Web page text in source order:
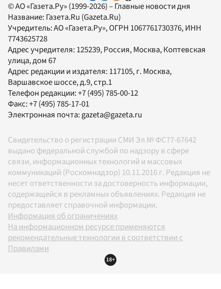
© АО «Газета.Ру» (1999-2026) – Главные новости дня
Название: Газета.Ru (Gazeta.Ru)
Учредитель:АО «Газета.Ру», ОГРН 1067761730376, ИНН
7743625728
Адрес учредителя: 125239, Россия, Москва, Коптевская
улица, дом 67
Адрес редакции и издателя: 117105, г. Москва,
Варшавское шоссе, д.9, стр.1
Телефон редакции:+7 (495) 785-00-12
Факс:+7 (495) 785-17-01
Электронная почта:gazeta@gazeta.ru
Свидетельство о регистрации СМИ Эл № ФС77-67642
выдано федеральной службой по надзору в сфере
связи, информационных технологий и массовых
коммуникаций (Роскомнадзор) 10.11.2016 г. Редакция не
несет ответственности за достоверность информации,
содержащейся в рекламных объявлениях. Редакция не
предоставляет справочной информации.
Информация об ограничениях
На информационном ресурсе применяются
рекомендательные технологии в соответствии с
Правилами
18+